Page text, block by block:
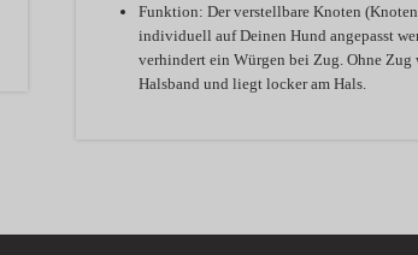
Funktion: Der verstellbare Knoten
individuell auf Deinen Hund angepasst
verhindert ein Würgen bei Zug. Ohne Zug
Halsband und liegt locker am Hals.